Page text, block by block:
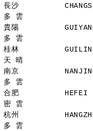
長沙
多 雲
貴陽
多 雲
桂林
天 晴
南京
多 雲
合肥
密 雲
杭州
多 雲